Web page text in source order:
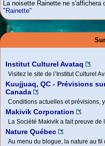
La noisette Rainette ne
"Rainette"
Institut Culturel Avataq
Visitez le site de l’Institut Culturel
Kuujjuaq, QC - Prévisions
Canada
Conditions actuelles et prévisions,
Makivik Corporation
La Société Makivik a fait preuve
Nature Québec
Au menu du blogue, la nature au